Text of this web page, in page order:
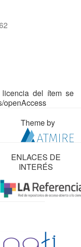
del ítem se
openAccess
Theme by
ENLACES DE
INTERÉS